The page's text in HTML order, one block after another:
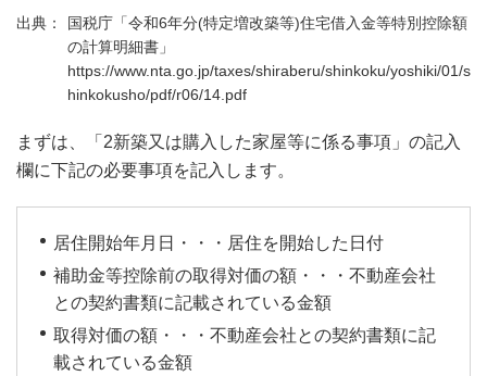
国税庁「令和6年分(特定増改築等)住宅借入金等特別控除額
の計算明細書」
https://www.nta.go.jp/taxes/shiraberu/shinkoku/yoshiki/01/s
hinkokusho/pdf/r06/14.pdf
まずは、「2新築又は購入した家屋等に係る事項」の記入
欄に下記の必要事項を記入します。
居住開始年月日・・・居住を開始した日付
補助金等控除前の取得対価の額・・・不動産会社
との契約書類に記載されている金額
取得対価の額・・・不動産会社との契約書類に記
載されている金額